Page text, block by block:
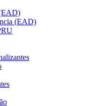
(EAD)